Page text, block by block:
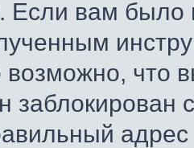
Если вам
возможно, что
адрес